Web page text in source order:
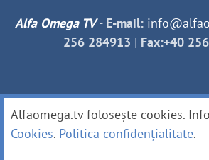
Alfa Omega TV- E-mail:
256 284913 | Fax:+40
Alfaomega.tv folosește cookies.
Cookies. Politica confidențialitate.